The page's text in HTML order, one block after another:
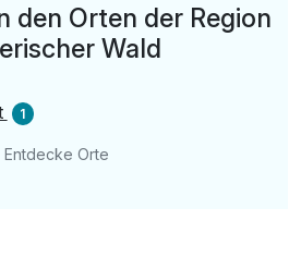
den Orten der Region
Wald
1
Entdecke Orte